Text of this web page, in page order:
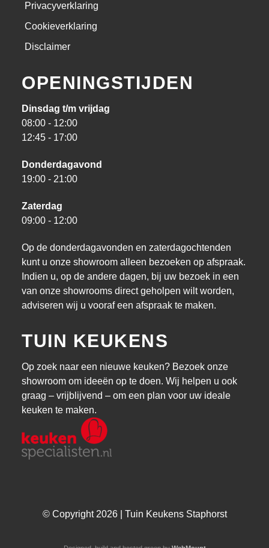
Privacyverklaring
Cookieverklaring
Disclaimer
OPENINGSTIJDEN
Dinsdag t/m vrijdag
08:00 - 12:00
12:45 - 17:00
Donderdagavond
19:00 - 21:00
Zaterdag
09:00 - 12:00
Op de donderdagavonden en zaterdagochtenden
kunt u onze showroom alleen bezoeken op afspraak.
Indien u, op de andere dagen, bij uw bezoek in een
van onze showrooms direct geholpen wilt worden,
adviseren wij u vooraf een afspraak te maken.
TUIN KEUKENS
Op zoek naar een nieuwe keuken? Bezoek onze
showroom om ideeën op te doen. Wij helpen u ook
graag – vrijblijvend – om een plan voor uw ideale
keuken te maken.
© Copyright 2026 | Tuin Keukens Staphorst